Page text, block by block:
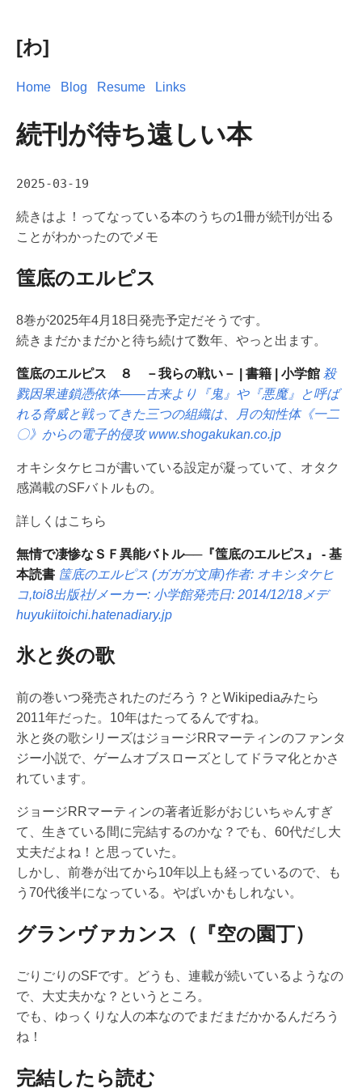
[わ]
Home Blog Resume Links
続刊が待ち遠しい本
2025-03-19
続きはよ！ってなっている本のうちの1冊が続刊が出る
ことがわかったのでメモ
筺底のエルピス
8巻が2025年4月18日発売予定だそうです。
続きまだかまだかと待ち続けて数年、やっと出ます。
筺底のエルピス ８ －我らの戦い－ | 書籍 | 小学館 殺
戮因果連鎖憑依体――古来より『鬼』や『悪魔』と呼ば
れる脅威と戦ってきた三つの組織は、月の知性体《一二
〇》からの電子的侵攻 www.shogakukan.co.jp
オキシタケヒコが書いている設定が凝っていて、オタク
感満載のSFバトルもの。
詳しくはこちら
無情で凄惨なＳＦ異能バトル──『筺底のエルピス』 - 基
本読書 筺底のエルピス (ガガガ文庫)作者: オキシタケヒ
コ,toi8出版社/メーカー: 小学館発売日: 2014/12/18メデ
huyukiitoichi.hatenadiary.jp
氷と炎の歌
前の巻いつ発売されたのだろう？とWikipediaみたら
2011年だった。10年はたってるんですね。
氷と炎の歌シリーズはジョージRRマーティンのファンタ
ジー小説で、ゲームオブスローズとしてドラマ化とかさ
れています。
ジョージRRマーティンの著者近影がおじいちゃんすぎ
て、生きている間に完結するのかな？でも、60代だし大
丈夫だよね！と思っていた。
しかし、前巻が出てから10年以上も経っているので、も
う70代後半になっている。やばいかもしれない。
グランヴァカンス（『空の園丁）
ごりごりのSFです。どうも、連載が続いているようなの
で、大丈夫かな？というところ。
でも、ゆっくりな人の本なのでまだまだかかるんだろう
ね！
完結したら読む